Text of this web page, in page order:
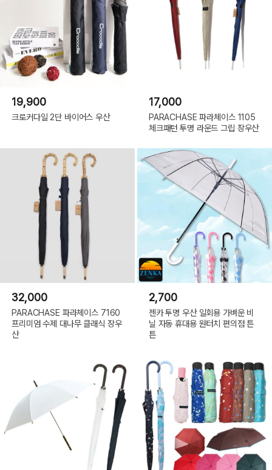
19,900
크로커다일 2단 바이어스 우산
17,000
PARACHASE 파라체이스 1105
체크패턴 투명 라운드 그립 장우산
32,000
PARACHASE 파라체이스 7160
프리미엄 수제 대나무 클래식 장우
산
2,700
젠카 투명 우산 일회용 가벼운 비
닐 자동 휴대용 원터치 편의점 튼
튼